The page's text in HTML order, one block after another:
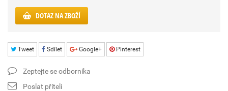
DOTAZ NA ZBOŽÍ
Tweet Sdílet Google+ Pinterest
Zeptejte se odborníka
Poslat příteli